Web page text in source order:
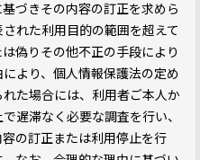
づきその内容の訂正を求めら
れた利用目的の範囲を超えて
偽りその他不正の手段により
より、個人情報保護法の定め
た場合には、利用者ご本人か
遅滞なく必要な調査を行い、
の訂正または利用停止を行